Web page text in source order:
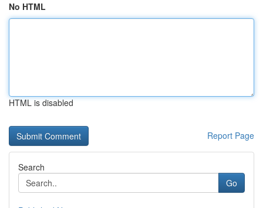
No HTML
HTML is disabled
Report Page
Search
Go